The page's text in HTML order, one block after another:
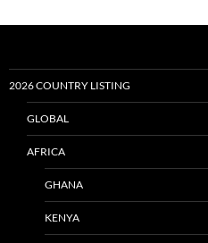
2026 COUNTRY LISTING
GLOBAL
AFRICA
GHANA
KENYA